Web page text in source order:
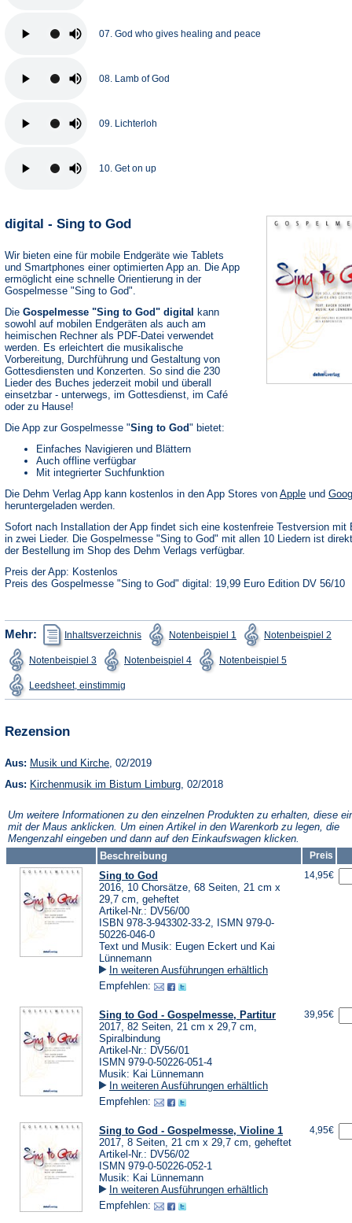
07. God who gives healing and peace
08. Lamb of God
09. Lichterloh
10. Get on up
digital - Sing to God
Wir bieten eine für mobile Endgeräte wie Tablets
und Smartphones einer optimierten App an. Die App
ermöglicht eine schnelle Orientierung in der
Gospelmesse "Sing to God".
Die Gospelmesse "Sing to God" digital kann
sowohl auf mobilen Endgeräten als auch am
heimischen Rechner als PDF-Datei verwendet
werden. Es erleichtert die musikalische
Vorbereitung, Durchführung und Gestaltung von
Gottesdiensten und Konzerten. So sind die 230
Lieder des Buches jederzeit mobil und überall
einsetzbar - unterwegs, im Gottesdienst, im Café
oder zu Hause!
Die App zur Gospelmesse "Sing to God" bietet:
Einfaches Navigieren und Blättern
Auch offline verfügbar
Mit integrierter Suchfunktion
Die Dehm Verlag App kann kostenlos in den App Stores von Apple(Öffnet
neuen
Tab)
und
heruntergeladen werden.
Sofort nach Installation der App findet sich eine kostenfreie Testversion mit
in zwei Lieder. Die Gospelmesse "Sing to God" mit allen 10 Liedern ist
der Bestellung im Shop des Dehm Verlags verfügbar.
Preis der App: Kostenlos
Preis des Gospelmesse "Sing to God" digital: 19,99 Euro Edition DV 56/10
Mehr: Inhaltsverzeichnis
(Öffnet
in
einem
neuen
Notenbeispiel 1
(Öffnet
in
einem
neuen
Notenbeispiel 2in
Notenbeispiel 3
(Öffnet
in
einem
neuen
Tab)
Notenbeispiel 4
(Öffnet
in
einem
Tab)
Notenbeispiel 5in
Tab)
Leedsheet, einstimmig
einem
Rezension
Aus: Musik und Kirche(Öffnet
einem
, 02/2019
Aus: Kirchenmusik im Bistum Limburg(Öffnet
neuen
Tab)
, 02/2018
Um weitere Informationen zu den einzelnen Produkten zu erhalten, diese
mit der Maus anklicken. Um einen Artikel in den Warenkorb zu legen, die
Mengenzahl eingeben und dann auf den Einkaufswagen klicken.
Beschreibung
Preis
Sing to God
2016, 10 Chorsätze, 68 Seiten, 21 cm x
29,7 cm, geheftet
Artikel-Nr.: DV56/00
ISBN 978-3-943302-33-2, ISMN 979-0-
50226-046-0
Text und Musik: Eugen Eckert und Kai
Lünnemann
In weiteren Ausführungen erhältlich
Empfehlen:
14,95€
Sing to God - Gospelmesse, Partitur
2017, 82 Seiten, 21 cm x 29,7 cm,
Spiralbindung
Artikel-Nr.: DV56/01
ISMN 979-0-50226-051-4
Musik: Kai Lünnemann
In weiteren Ausführungen erhältlich
Empfehlen:
39,95€
Sing to God - Gospelmesse, Violine 1
2017, 8 Seiten, 21 cm x 29,7 cm, geheftet
Artikel-Nr.: DV56/02
ISMN 979-0-50226-052-1
Musik: Kai Lünnemann
In weiteren Ausführungen erhältlich
Empfehlen:
4,95€